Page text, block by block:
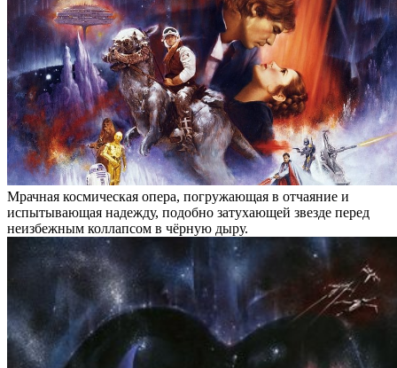
Мрачная космическая опера, погружающая в отчаяние и
испытывающая надежду, подобно затухающей звезде перед
неизбежным коллапсом в чёрную дыру.